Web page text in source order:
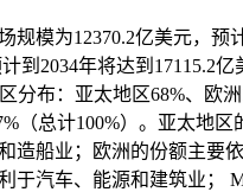
规模为12370.2亿美元，预
到2034年将达到17115.2
分布：亚太地区68%、欧
（总计100%）。亚太地区
造船业；欧洲的份额主要
于汽车、能源和建筑业；